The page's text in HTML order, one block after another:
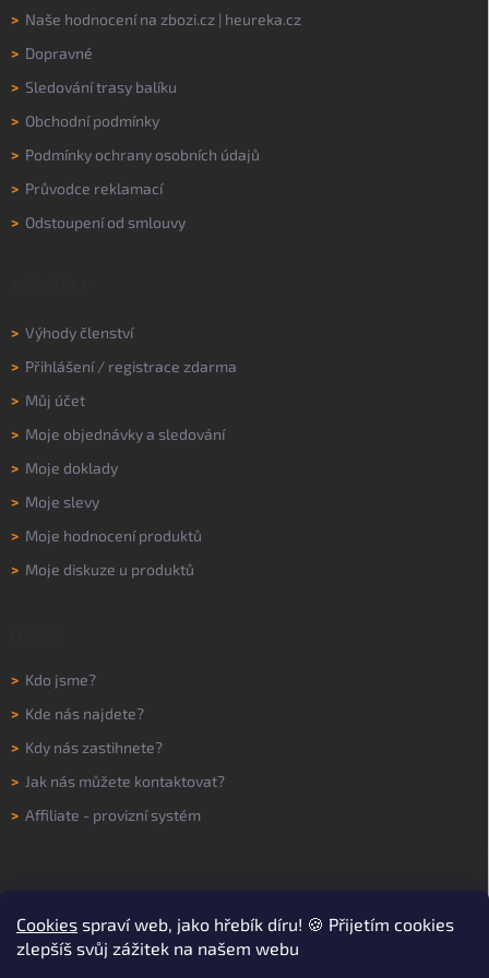
Cookies spraví web, jako hřebík díru! 🍪 Přijetím cookies
zlepšíš svůj zážitek na našem webu
> Naše hodnocení na zbozi.cz | heureka.cz
> Dopravné
> Sledování trasy balíku
> Obchodní podmínky
> Podmínky ochrany osobních údajů
> Průvodce reklamací
> Odstoupení od smlouvy
> Výhody členství
> Přihlášení/ registrace zdarma
> Můj účet
> Moje objednávky a sledování
> Moje doklady
> Moje slevy
> Moje hodnocení produktů
> Moje diskuze u produktů
> Kdo jsme?
> Kde nás najdete?
> Kdy nás zastihnete?
> Jak nás můžete kontaktovat?
> Affiliate - provizní systém